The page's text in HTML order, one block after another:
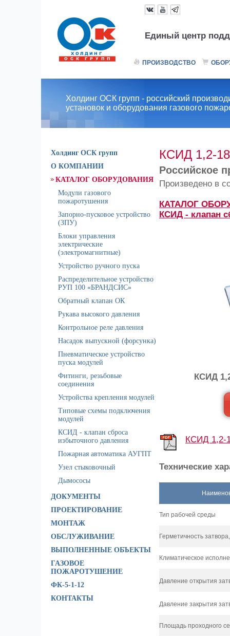
Единый центр
ПРОИЗВОДСТВО
Холдинг ОСК групп - российский
установок и оборудования газового
Холдинг ОСК групп
О КОМПАНИИ
КАТАЛОГ ОБОРУДОВАНИЯ
Модули газового
пожаротушения
Запорно-пусковое устройство
(ЗПУ)
Блоки управления
электрические
(электромагнитные)
Устройство ручного пуска
Распределительное устройство
РУП 100 «БРАНДСИС»
Обратный клапан ОК
Рукава высокого давления
Контрольное реле давления
Насадок выпускной (форсунка)
Пневматическое устройство
пуска модулей
Фитинги, резьбовые
соединения
Устройства крепления модулей
Типовые схемы подключения
модулей
КСИД - клапан сброса
избыточного давления
Пожарная автоматика АУГПТ
Узел стыковочный
Дымососы
ДОКУМЕНТЫ
ПРОЕКТИРОВАНИЕ
МОНТАЖ
ОБСЛУЖИВАНИЕ
ВЫПОЛНЕННЫЕ ОБЪЕКТЫ
ГАЗОВОЕ
ПОЖАРОТУШЕНИЕ
ФК-5-1-12
КОНТАКТЫ
КСИД 1,2-
Российское
Произведено в
КАТАЛОГ
КСИД - клапан
КСИД
КСИД 1,2-
Технические
Тип рабочей среды
Герметичность
Климатическое
Давление открытия
Давление закрытия
Площадь проходного